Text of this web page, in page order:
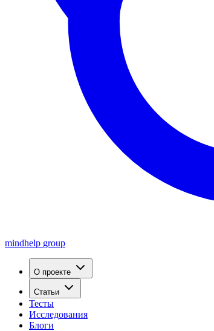
mindhelp group
О проекте
Статьи
Тесты
Исследования
Блоги